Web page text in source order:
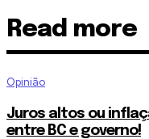
Read more
Opinião
Juros altos ou
entre BC e governo!